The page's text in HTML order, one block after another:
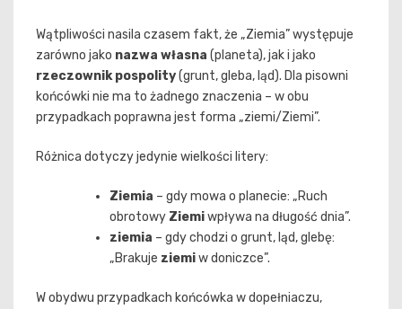
Wątpliwości nasila czasem fakt, że „Ziemia” występuje
zarówno jako nazwa własna (planeta), jak i jako
rzeczownik pospolity(grunt, gleba, ląd). Dla pisowni
końcówki nie ma to żadnego znaczenia – w obu
przypadkach poprawna jest forma „ziemi/Ziemi”.
Różnica dotyczy jedynie wielkości litery:
Ziemia – gdy mowa o planecie: „Ruch
obrotowy Ziemiwpływa na długość dnia”.
ziemia – gdy chodzi o grunt, ląd, glebę:
„Brakuje ziemiw doniczce”.
W obydwu przypadkach końcówka w dopełniaczu,